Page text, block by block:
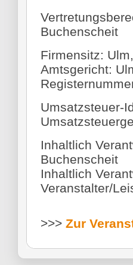
Buchenscheit
Firmensitz:
Amtsgericht:
Umsatzsteuer-
Inhaltlich
Buchenscheit
Inhaltlich
Veranstalter/
>>> Zur